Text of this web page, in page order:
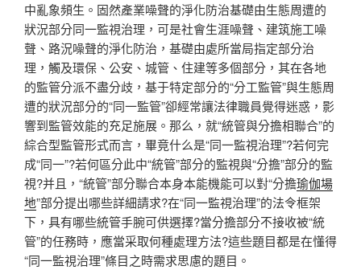
中亂象頻生。固然產業噪聲的淨化防治基礎由生態周遭的
狀況部分同一監視治理，可是社會生涯噪聲、建筑施工噪
聲、路況噪聲的淨化防治，基礎由處所當局指定部分治
理，觸及環保、公安、城管、住建等多個部分，其在各地
的監管分派不盡分歧，基于特定部分的“分工監管”與生態周
遭的狀況部分的“同一監管”卻經常讓法律職員覺得迷惑，影
響到監管效能的充足施展。那么，就“統管與分擔相聯合”的
綜合型監管形式而言，畢竟什么是“同一監視治理”?若何完
成“同一”?若何區分此中“統管”部分的監視與“分擔”部分的監
視?并且，“統管”部分聯合本身本能機能可以對“分擔瑜伽場
地”部分提出哪些詳細請求?在“同一監視治理”的法令框架
下，具有哪些統管手腕可供選擇?當分擔部分不接收被“統
管”的任務時，應當采取何種處理方法?這些題目都是在懂得
“同一監視治理”條目之時需求思慮的題目。